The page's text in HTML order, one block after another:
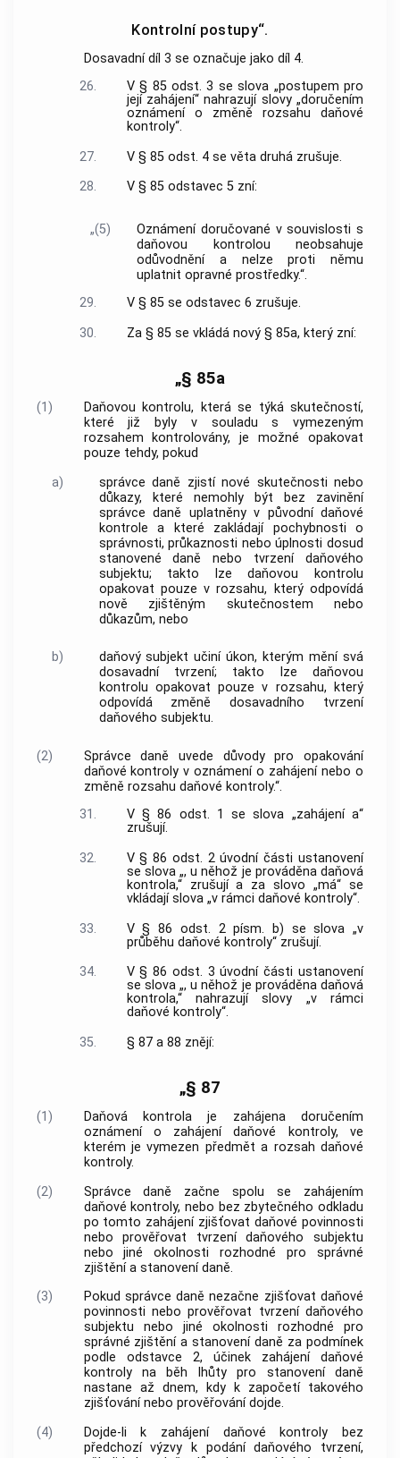
Kontrolní postupy“.
Dosavadní díl 3 se označuje jako díl 4.
26.
V § 85 odst. 3 se slova „postupem pro
její zahájení“ nahrazují slovy „doručením
oznámení o změně rozsahu daňové
kontroly“.
27.
V § 85 odst. 4 se věta druhá zrušuje.
28.
V § 85 odstavec 5 zní:
„(5)
Oznámení doručované v souvislosti s
daňovou kontrolou neobsahuje
odůvodnění a nelze proti němu
uplatnit opravné prostředky.“.
29.
V § 85 se odstavec 6 zrušuje.
30.
Za § 85 se vkládá nový § 85a, který zní:
„§ 85a
(1)
Daňovou kontrolu, která se týká skutečností,
které již byly v souladu s vymezeným
rozsahem kontrolovány, je možné opakovat
pouze tehdy, pokud
a)
správce daně zjistí nové skutečnosti nebo
důkazy, které nemohly být bez zavinění
správce daně uplatněny v původní daňové
kontrole a které zakládají pochybnosti o
správnosti, průkaznosti nebo úplnosti dosud
stanovené daně nebo tvrzení daňového
subjektu; takto lze daňovou kontrolu
opakovat pouze v rozsahu, který odpovídá
nově zjištěným skutečnostem nebo
důkazům, nebo
b)
daňový subjekt učiní úkon, kterým mění svá
dosavadní tvrzení; takto lze daňovou
kontrolu opakovat pouze v rozsahu, který
odpovídá změně dosavadního tvrzení
daňového subjektu.
(2)
Správce daně uvede důvody pro opakování
daňové kontroly v oznámení o zahájení nebo o
změně rozsahu daňové kontroly.“.
31.
V § 86 odst. 1 se slova „zahájení a“
zrušují.
32.
V § 86 odst. 2 úvodní části ustanovení
se slova „, u něhož je prováděna daňová
kontrola,“ zrušují a za slovo „má“ se
vkládají slova „v rámci daňové kontroly“.
33.
V § 86 odst. 2 písm. b) se slova „v
průběhu daňové kontroly“ zrušují.
34.
V § 86 odst. 3 úvodní části ustanovení
se slova „, u něhož je prováděna daňová
kontrola,“ nahrazují slovy „v rámci
daňové kontroly“.
35.
§ 87 a 88 znějí:
„§ 87
(1)
Daňová kontrola je zahájena doručením
oznámení o zahájení daňové kontroly, ve
kterém je vymezen předmět a rozsah daňové
kontroly.
(2)
Správce daně začne spolu se zahájením
daňové kontroly, nebo bez zbytečného odkladu
po tomto zahájení zjišťovat daňové povinnosti
nebo prověřovat tvrzení daňového subjektu
nebo jiné okolnosti rozhodné pro správné
zjištění a stanovení daně.
(3)
Pokud správce daně nezačne zjišťovat daňové
povinnosti nebo prověřovat tvrzení daňového
subjektu nebo jiné okolnosti rozhodné pro
správné zjištění a stanovení daně za podmínek
podle odstavce 2, účinek zahájení daňové
kontroly na běh lhůty pro stanovení daně
nastane až dnem, kdy k započetí takového
zjišťování nebo prověřování dojde.
(4)
Dojde-li k zahájení daňové kontroly bez
předchozí výzvy k podání daňového tvrzení,